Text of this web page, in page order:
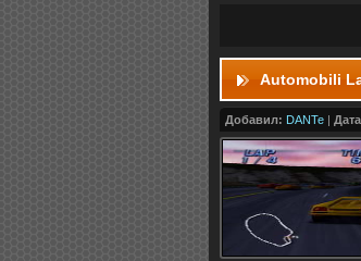
Automobili
Добавил: DANTe |